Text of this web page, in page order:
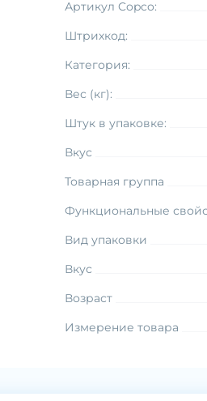
Артикул Copco:
Штрихкод:
Категория:
Вес (кг):
Штук в упаковке:
Вкус
Товарная группа
Функциональные
Вид упаковки
Вкус
Возраст
Измерение товара